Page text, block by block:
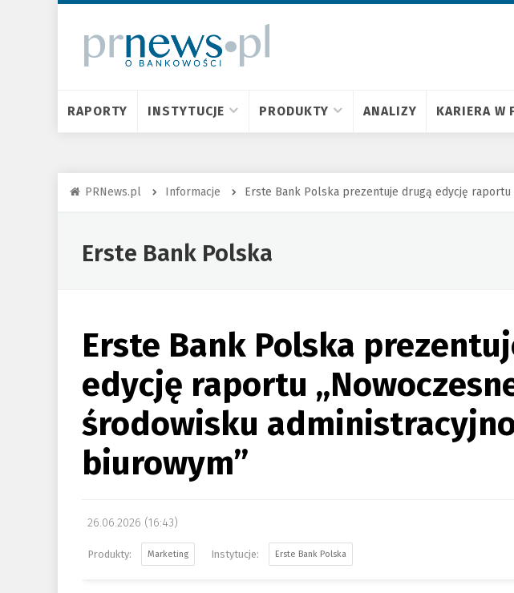
RAPORTY INSTYTUCJE PRODUKTY ANALIZY KARIERA W
PRNews.pl Informacje Erste Bank Polska prezentuje drugą edycję
Erste Bank Polska
Erste Bank Polska
edycję raportu
środowisku
biurowym”
26.06.2026 (16:43)
Marketing Erste Bank Polska